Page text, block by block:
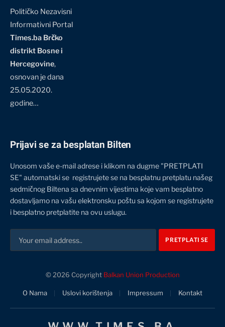
Političko Nezavisni
Informativni Portal
Times.ba Brčko
distrikt Bosne i
Hercegovine,
osnovan je dana
25.05.2020.
godine…
Prijavi se za besplatan Bilten
Unosom vaše e-mail adrese i klikom na dugme "PRETPLATI
SE" automatski se registrujete se na besplatnu pretplatu našeg
sedmičnog Biltena sa dnevnim vijestima koje vam besplatno
dostavljamo na vašu elektronsku poštu sa kojom se registrujete
i besplatno pretplatite na ovu uslugu.
© 2026 Copyright Balkan Union Production
O Nama Uslovi korištenja Impressum Kontakt